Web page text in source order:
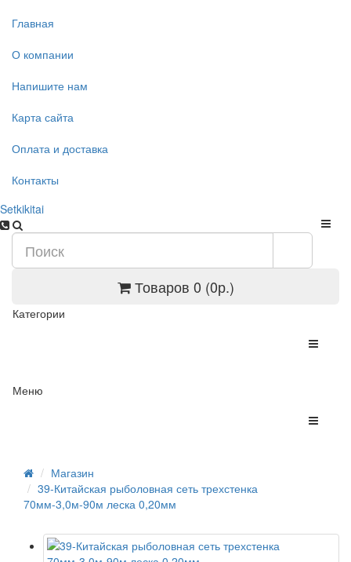
Главная
О компании
Напишите нам
Карта сайта
Оплата и доставка
Контакты
Setkikitai
Товаров 0 (0р.)
Категории
Меню
Магазин
39-Китайская рыболовная сеть трехстенка
70мм-3,0м-90м леска 0,20мм